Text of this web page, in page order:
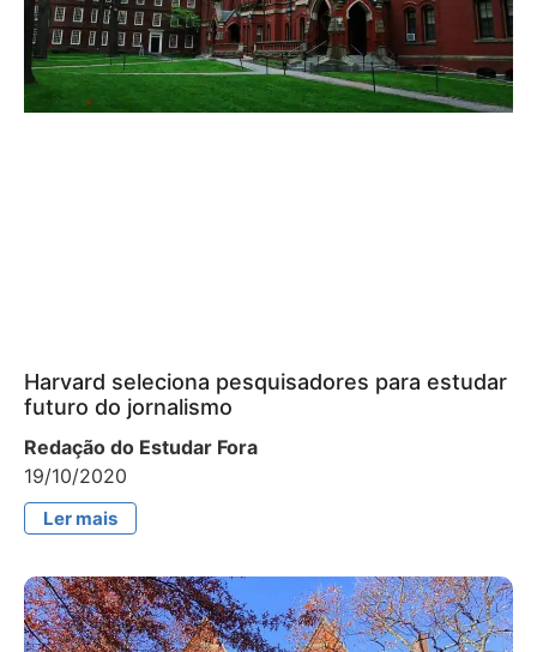
Harvard seleciona pesquisadores para estudar
futuro do jornalismo
Redação do Estudar Fora
19/10/2020
Ler mais